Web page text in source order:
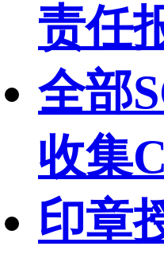
责任
全部
收集
印章